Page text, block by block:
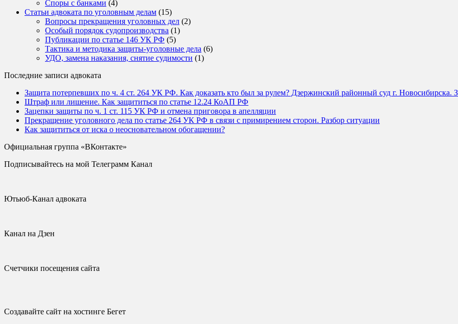
Споры с банками (4)
Статьи адвоката по уголовным делам (15)
Вопросы прекращения уголовных дел (2)
Особый порядок судопроизводства (1)
Публикации по статье 146 УК РФ (5)
Тактика и методика защиты-уголовные дела (6)
УДО, замена наказания, снятие судимости (1)
Последние записи адвоката
Защита потерпевших по ч. 4 ст. 264 УК РФ. Как доказать кто был за рулем? Дзержинский районный суд г. Новосибирска.
Штраф или лишение. Как защититься по статье 12.24 КоАП РФ
Зацепки защиты по ч. 1 ст. 115 УК РФ и отмена приговора в апелляции
Прекращение уголовного дела по статье 264 УК РФ в связи с примирением сторон. Разбор ситуации
Как защититься от иска о неосновательном обогащении?
Официальная группа «ВКонтакте»
Подписывайтесь на мой Телеграмм Канал
Ютьюб-Канал адвоката
Канал на Дзен
Счетчики посещения сайта
Создавайте сайт на хостинге Бегет